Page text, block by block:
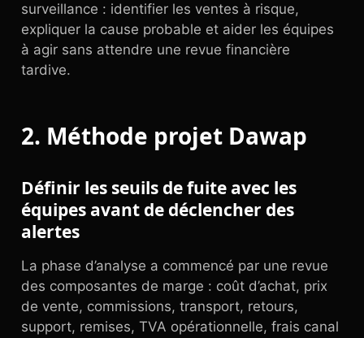
surveillance : identifier les ventes à risque,
expliquer la cause probable et aider les équipes
à agir sans attendre une revue financière
tardive.
2. Méthode projet Dawap
Définir les seuils de fuite avec les
équipes avant de déclencher des
alertes
La phase d’analyse a commencé par une revue
des composantes de marge : coût d’achat, prix
de vente, commissions, transport, retours,
support, remises, TVA opérationnelle, frais canal